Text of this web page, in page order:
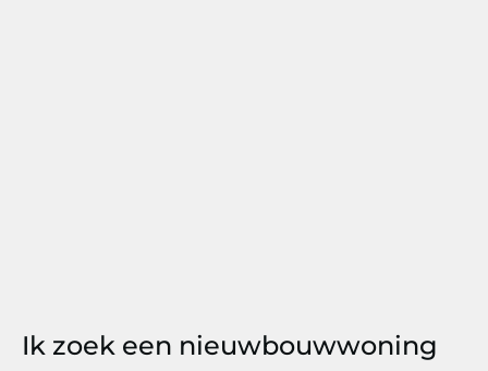
Ik zoek een nieuwbouwwoning